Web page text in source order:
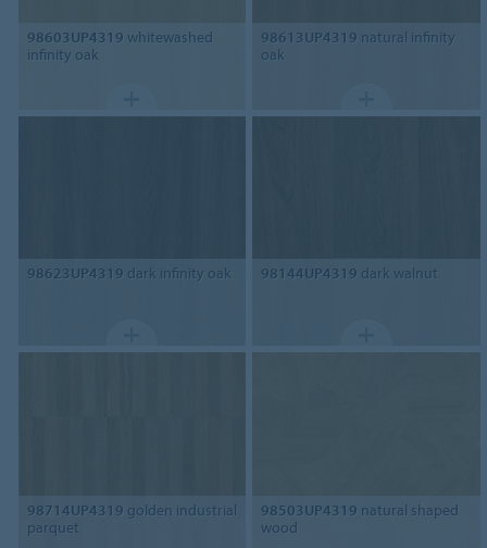
98603UP4319 whitewashed
infinity oak
98613UP4319 natural infinity
oak
98623UP4319 dark infinity oak 98144UP4319 dark walnut
98714UP4319 golden industrial
parquet
98503UP4319 natural shaped
wood